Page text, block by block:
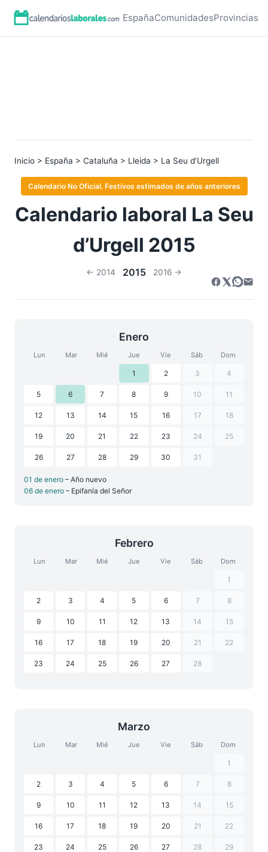
EspañaComunidadesProvincias
Inicio > España > Cataluña > Lleida > La Seu d’Urgell
Calendario No Oficial. Festivos estimados de años anteriores
Calendario laboral La Seu
d’Urgell 2015
← 2014 2015 2016 →
Enero
Lun Mar Mié Jue Vie Sáb Dom
1 2 3 4
5 6 7 8 9 10 11
12 13 14 15 16 17 18
19 20 21 22 23 24 25
26 27 28 29 30 31
01 de enero – Año nuevo
06 de enero – Epifanía del Señor
Febrero
Lun Mar Mié Jue Vie Sáb Dom
1
2 3 4 5 6 7 8
9 10 11 12 13 14 15
16 17 18 19 20 21 22
23 24 25 26 27 28
Marzo
Lun Mar Mié Jue Vie Sáb Dom
1
2 3 4 5 6 7 8
9 10 11 12 13 14 15
16 17 18 19 20 21 22
23 24 25 26 27 28 29